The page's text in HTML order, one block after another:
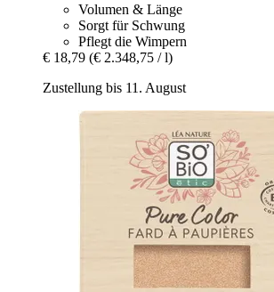
Volumen & Länge
Sorgt für Schwung
Pflegt die Wimpern
€ 18,79 (€ 2.348,75 / l)
Zustellung bis 11. August